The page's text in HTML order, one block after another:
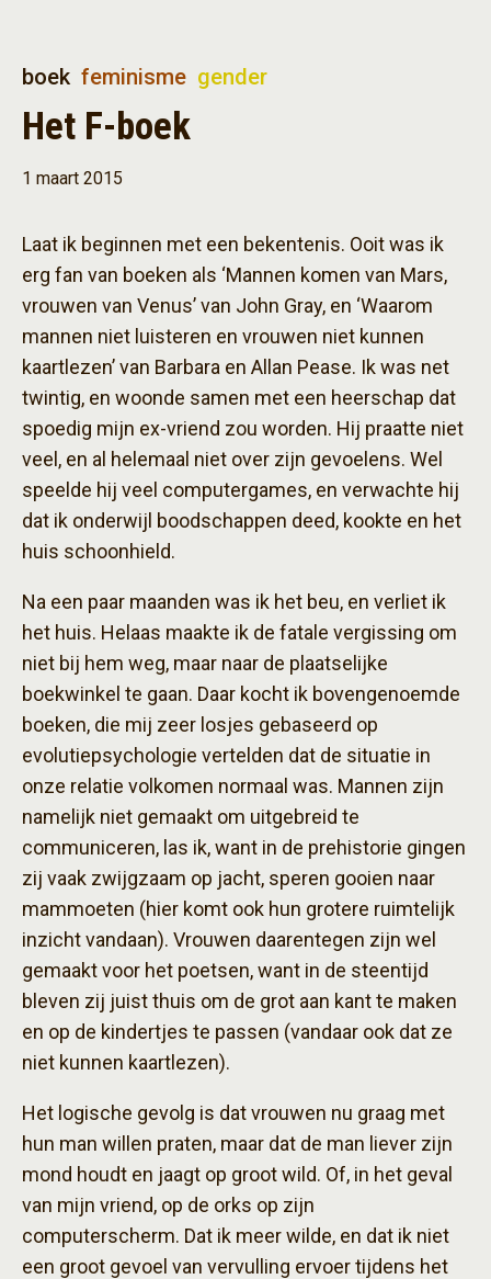
boek feminisme gender
Het F-boek
1 maart 2015
Laat ik beginnen met een bekentenis. Ooit was ik
erg fan van boeken als ‘Mannen komen van Mars,
vrouwen van Venus’ van John Gray, en ‘Waarom
mannen niet luisteren en vrouwen niet kunnen
kaartlezen’ van Barbara en Allan Pease. Ik was net
twintig, en woonde samen met een heerschap dat
spoedig mijn ex-vriend zou worden. Hij praatte niet
veel, en al helemaal niet over zijn gevoelens. Wel
speelde hij veel computergames, en verwachte hij
dat ik onderwijl boodschappen deed, kookte en het
huis schoonhield.
Na een paar maanden was ik het beu, en verliet ik
het huis. Helaas maakte ik de fatale vergissing om
niet bij hem weg, maar naar de plaatselijke
boekwinkel te gaan. Daar kocht ik bovengenoemde
boeken, die mij zeer losjes gebaseerd op
evolutiepsychologie vertelden dat de situatie in
onze relatie volkomen normaal was. Mannen zijn
namelijk niet gemaakt om uitgebreid te
communiceren, las ik, want in de prehistorie gingen
zij vaak zwijgzaam op jacht, speren gooien naar
mammoeten (hier komt ook hun grotere ruimtelijk
inzicht vandaan). Vrouwen daarentegen zijn wel
gemaakt voor het poetsen, want in de steentijd
bleven zij juist thuis om de grot aan kant te maken
en op de kindertjes te passen (vandaar ook dat ze
niet kunnen kaartlezen).
Het logische gevolg is dat vrouwen nu graag met
hun man willen praten, maar dat de man liever zijn
mond houdt en jaagt op groot wild. Of, in het geval
van mijn vriend, op de orks op zijn
computerscherm. Dat ik meer wilde, en dat ik niet
een groot gevoel van vervulling ervoer tijdens het